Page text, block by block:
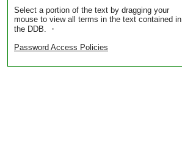
Select a portion of the text by dragging your
mouse to view all terms in the text contained in
the DDB. ・
Password Access Policies